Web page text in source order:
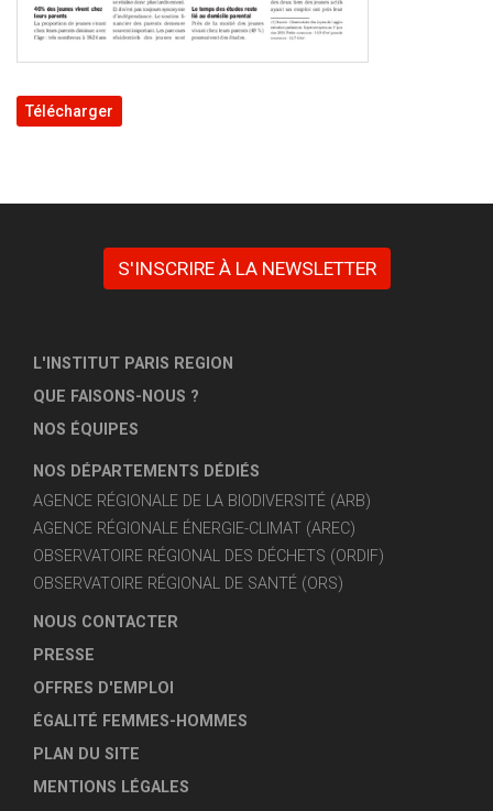
Télécharger
S'INSCRIRE À LA NEWSLETTER
L'INSTITUT PARIS REGION
QUE FAISONS-NOUS ?
NOS ÉQUIPES
NOS DÉPARTEMENTS DÉDIÉS
AGENCE RÉGIONALE DE LA BIODIVERSITÉ (ARB)
AGENCE RÉGIONALE ÉNERGIE-CLIMAT (AREC)
OBSERVATOIRE RÉGIONAL DES DÉCHETS (ORDIF)
OBSERVATOIRE RÉGIONAL DE SANTÉ (ORS)
NOUS CONTACTER
PRESSE
OFFRES D'EMPLOI
ÉGALITÉ FEMMES-HOMMES
PLAN DU SITE
MENTIONS LÉGALES